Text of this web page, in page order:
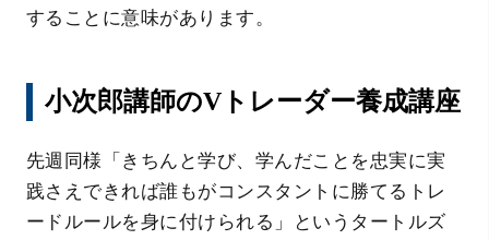
することに意味があります。
小次郎講師のVトレーダー養成講座
先週同様「きちんと学び、学んだことを忠実に実
践さえできれば誰もがコンスタントに勝てるトレ
ードルールを身に付けられる」というタートルズ